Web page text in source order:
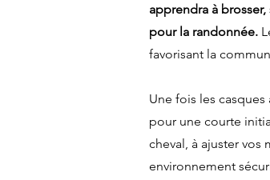
apprendra à
pour la randonnée.
favorisant la
Une fois les
pour une courte
cheval, à ajuster
environnement